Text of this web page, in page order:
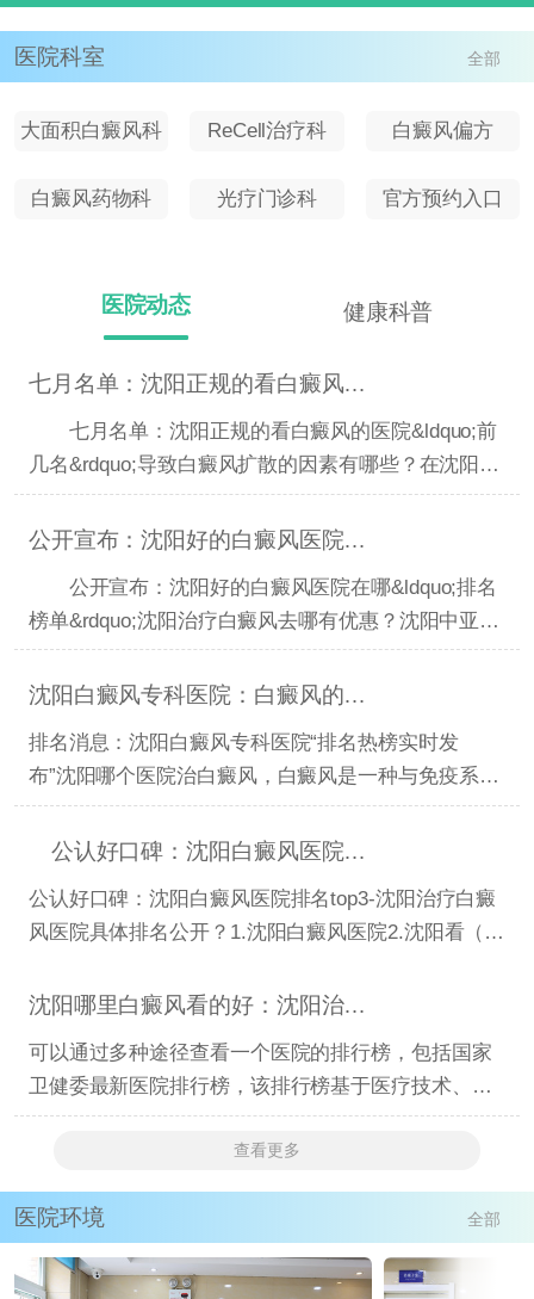
医院科室 全部
大面积白癜风科
ReCell治疗科 白癜风偏方
白癜风药物科 光疗门诊科 官方预约入口
医院动态 健康科普
七月名单：沈阳正规的看白癜风的医院“前几名”导致白癜
七月名单：沈阳正规的看白癜风的医院&ldquo;前
几名&rdquo;导致白癜风扩散的因素有哪些？在沈阳得
了白癜风去
公开宣布：沈阳好的白癜风医院在哪“排名榜单”沈阳治疗
公开宣布：沈阳好的白癜风医院在哪&ldquo;排名
榜单&rdquo;沈阳治疗白癜风去哪有优惠？沈阳中亚白
癜风正规吗
沈阳白癜风专科医院：白癜风的治疗原则是什么？
排名消息：沈阳白癜风专科医院“排名热榜实时发
布”沈阳哪个医院治白癜风，白癜风是一种与免疫系统
相关的皮肤病
公认好口碑：沈阳白癜风医院排名top3-沈阳治疗白癜风
公认好口碑：沈阳白癜风医院排名top3-沈阳治疗白癜
风医院具体排名公开？1.沈阳白癜风医院2.沈阳看（顽
沈阳哪里白癜风看的好：沈阳治白癜风去哪里医院有名
可以通过多种途径查看一个医院的排行榜，包括国家
卫健委最新医院排行榜，该排行榜基于医疗技术、医
疗服务、医疗
查看更多
医院环境 全部